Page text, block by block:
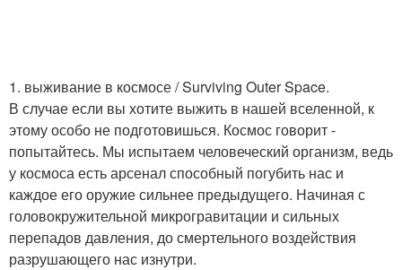
1. выживание в космосе / Surviving Outer Space.
В случае если вы хотите выжить в нашей вселенной, к
этому особо не подготовишься. Космос говорит -
попытайтесь. Мы испытаем человеческий организм, ведь
у космоса есть арсенал способный погубить нас и
каждое его оружие сильнее предыдущего. Начиная с
головокружительной микрогравитации и сильных
перепадов давления, до смертельного воздействия
разрушающего нас изнутри.